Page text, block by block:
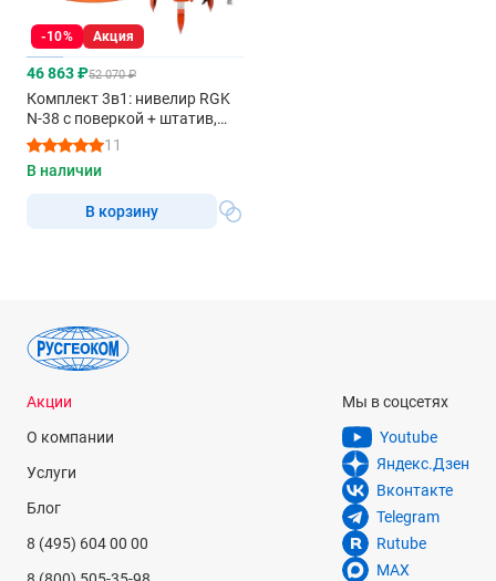
-10% Акция
46 863 ₽52 070 ₽
Комплект 3в1: нивелир RGK
N-38 с поверкой + штатив,
рейка 7м
11
В наличии
В корзину
Акции
О компании
Услуги
Блог
8 (495) 604 00 00
Мы в соцсетях
Youtube
Яндекс.Дзен
Вконтакте
Telegram
Rutube
MAX